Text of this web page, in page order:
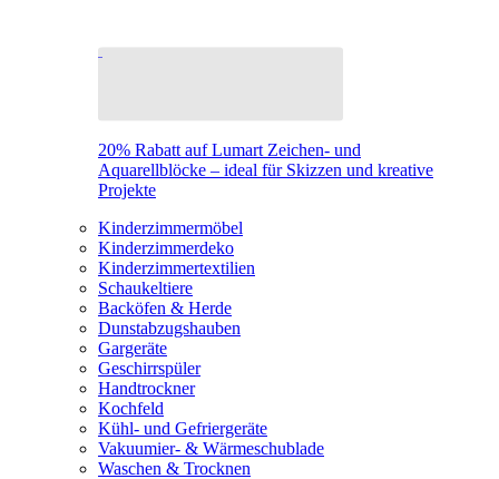
20% Rabatt auf Lumart Zeichen- und
Aquarellblöcke – ideal für Skizzen und kreative
Projekte
Kinderzimmermöbel
Kinderzimmerdeko
Kinderzimmertextilien
Schaukeltiere
Backöfen & Herde
Dunstabzugshauben
Gargeräte
Geschirrspüler
Handtrockner
Kochfeld
Kühl- und Gefriergeräte
Vakuumier- & Wärmeschublade
Waschen & Trocknen